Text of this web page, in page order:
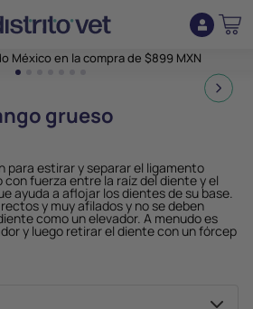
México en la compra de $899 MXN
1
grueso
para estirar y separar el ligamento
fuerza entre la raíz del diente y el
ayuda a aflojar los dientes de su base.
y muy afilados y no se deben
como un elevador. A menudo es
y luego retirar el diente con un fórcep